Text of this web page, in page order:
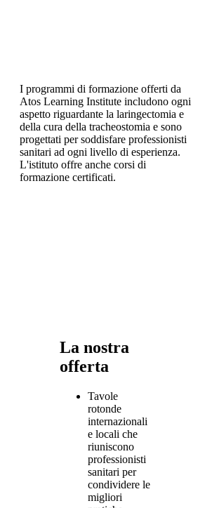
I programmi di formazione offerti da
Atos Learning Institute includono ogni
aspetto riguardante la laringectomia e
della cura della tracheostomia e sono
progettati per soddisfare professionisti
sanitari ad ogni livello di esperienza.
L'istituto offre anche corsi di
formazione certificati.
La nostra
offerta
Tavole
rotonde
internazionali
e locali che
riuniscono
professionisti
sanitari per
condividere le
migliori